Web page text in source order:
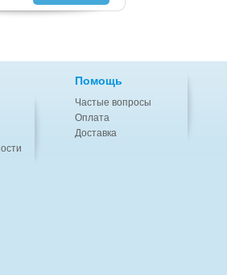
Помощь
Частые вопросы
Оплата
Доставка